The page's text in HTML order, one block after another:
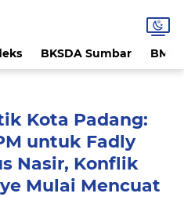
BKSDA Sumbar
Kota Padang:
untuk Fadly
Nasir, Konflik
Mulai Mencuat